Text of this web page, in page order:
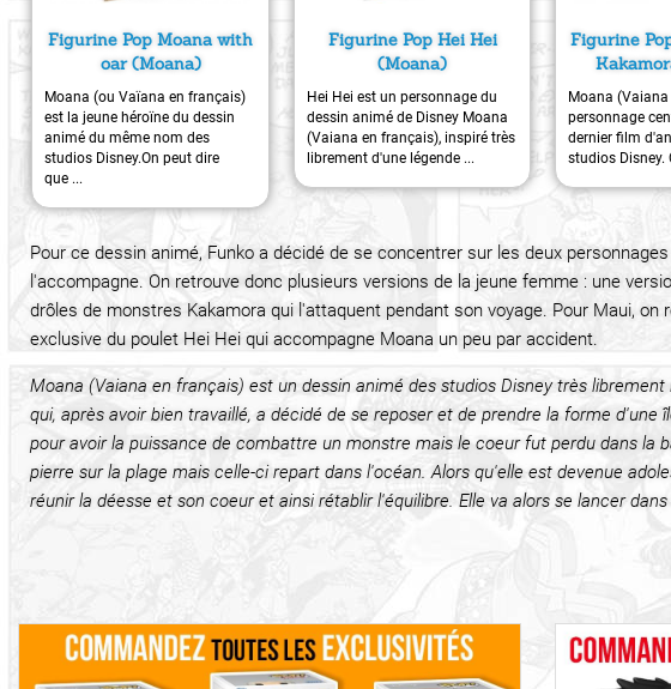
Figurine Pop Moana with
oar (Moana)
Moana (ou Vaïana en français)
est la jeune héroïne du dessin
animé du même nom des
studios Disney.On peut dire
que ...
Figurine Pop Hei Hei
(Moana)
Hei Hei est un personnage du
dessin animé de Disney Moana
(Vaiana en français), inspiré très
librement d'une légende ...
Figurine
Moana
personnage
dernier film
studios Disney.
Pour ce dessin animé, Funko a décidé de se concentrer sur les deux
l'accompagne. On retrouve donc plusieurs versions de la jeune femme : une
drôles de monstres Kakamora qui l'attaquent pendant son voyage. Pour Maui,
exclusive du poulet Hei Hei qui accompagne Moana un peu par accident.
Moana (Vaiana en français) est un dessin animé des studios Disney très
qui, après avoir bien travaillé, a décidé de se reposer et de prendre la forme
pour avoir la puissance de combattre un monstre mais le coeur fut perdu dans
pierre sur la plage mais celle-ci repart dans l'océan. Alors qu'elle est devenue
réunir la déesse et son coeur et ainsi rétablir l'équilibre. Elle va alors se lancer